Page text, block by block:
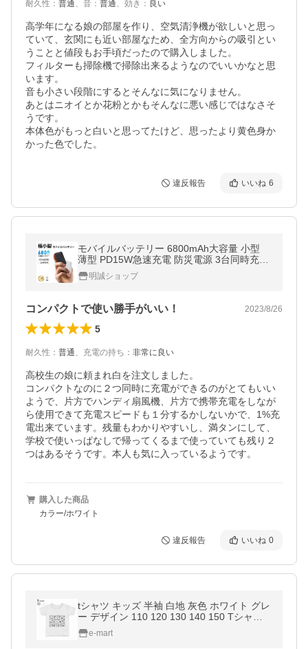
耐久性 ： 普通、 音 ： 普通、 効き ： 良い
高学年になる娘の部屋を作り、空気清浄機が欲しいと思っ
ていて、玄関にも近い部屋なため、全方向からの吸引とい
うことと値段もお手頃だったので購入しました。
フィルターも掃除機で掃除出来るようなのでいいかなと思
います。
音も小さい段階にするとそんなに気になりません。
あとはニオイとか花粉とかもそんなに悪い感じではなさそ
うです。
本体色がもっと白いと思ってたけど、思ったより黄色身か
かった色でした。
違反報告 いいね 6
モバイルバッテリー 6800mAh大容量 小型
薄型 PD15W急速充電 防災電源 3台同時充電
iPhone17/iPhoneAir/16e充電 コンパクト 超
軽量【PL保険加入済み製品・安心】
明誠ショップ
コンパクトで使い勝手がいい！ 2023/8/26
5
耐久性 ： 普通、 充電の持ち ： 非常に良い
高校生の娘に頼まれ白を注文しました。
コンパクトなのに２つ同時に充電ができるのがとてもいい
ようで、片方でハンディ扇風機、片方で携帯充電をしなが
ら使用できて充電スピードも１分するかしないかで、1%充
電出来ています。残量もわかりやすいし、満タンにして、
学校で使いっぱなしで帰ってくるまで使っていても残り２
つはあるそうです。本人も気に入っているようです。
購入した商品
カラー/ホワイト
違反報告 いいね 0
tシャツ キッズ 半袖 白地 灰色 ホワイト グレ
ー デザイン 110 120 130 140 150 Tシャツ
ティーシャツ T shirt パンダ 動物 アニマ
ル 014597
e-mart